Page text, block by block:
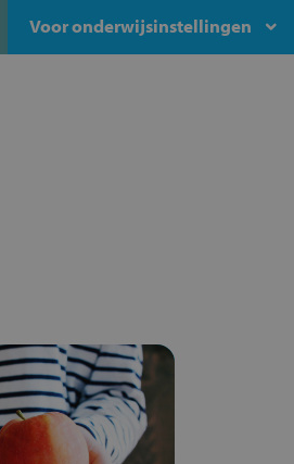
Voor onderwijsinstellingen